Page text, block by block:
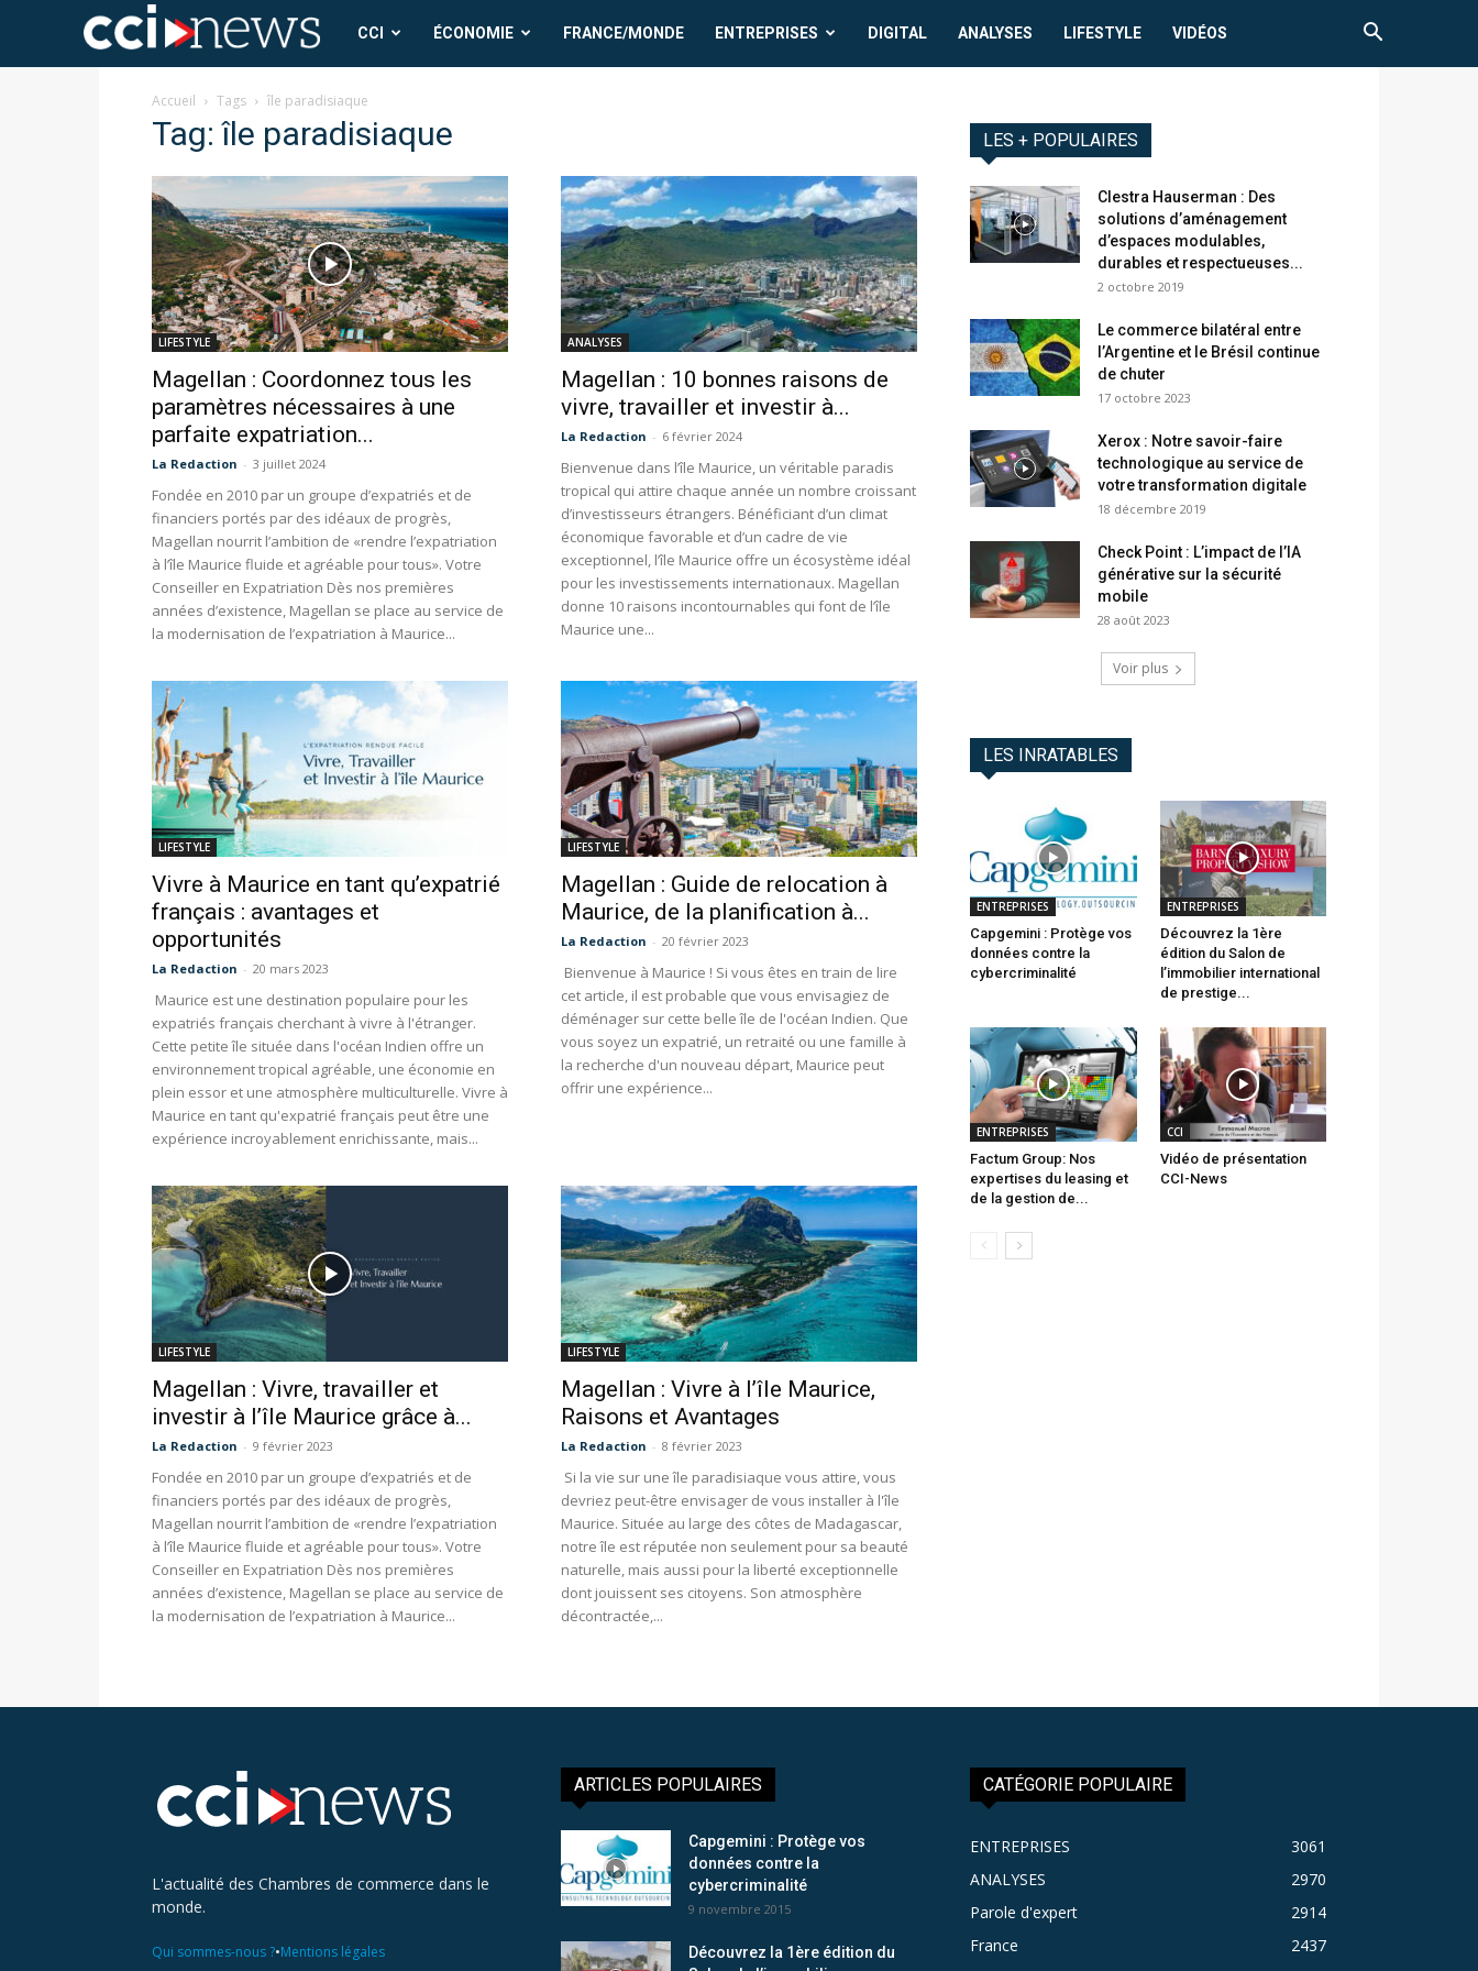
CCI
News
CCI ÉCONOMIE FRANCE/MONDE ENTREPRISES DIGITAL ANALYSES LIFESTYLE VIDÉOS
Accueil Tags île paradisiaque
Tag: île paradisiaque
LIFESTYLE
Magellan : Coordonnez tous les
paramètres nécessaires à une
parfaite expatriation...
La Redaction - 3 juillet 2024
Fondée en 2010 par un groupe d’expatriés et de
financiers portés par des idéaux de progrès,
Magellan nourrit l’ambition de «rendre l’expatriation
à l’île Maurice fluide et agréable pour tous». Votre
Conseiller en Expatriation Dès nos premières
années d’existence, Magellan se place au service de
la modernisation de l’expatriation à Maurice...
ANALYSES
Magellan : 10 bonnes raisons de
vivre, travailler et investir à...
La Redaction - 6 février 2024
Bienvenue dans l’île Maurice, un véritable paradis
tropical qui attire chaque année un nombre croissant
d’investisseurs étrangers. Bénéficiant d’un climat
économique favorable et d’un cadre de vie
exceptionnel, l’île Maurice offre un écosystème idéal
pour les investissements internationaux. Magellan
donne 10 raisons incontournables qui font de l’île
Maurice une...
LIFESTYLE
Vivre à Maurice en tant qu’expatrié
français : avantages et
opportunités
La Redaction - 20 mars 2023
Maurice est une destination populaire pour les
expatriés français cherchant à vivre à l'étranger.
Cette petite île située dans l'océan Indien offre un
environnement tropical agréable, une économie en
plein essor et une atmosphère multiculturelle. Vivre à
Maurice en tant qu'expatrié français peut être une
expérience incroyablement enrichissante, mais...
LIFESTYLE
Magellan : Guide de relocation à
Maurice, de la planification à...
La Redaction - 20 février 2023
Bienvenue à Maurice ! Si vous êtes en train de lire
cet article, il est probable que vous envisagiez de
déménager sur cette belle île de l'océan Indien. Que
vous soyez un expatrié, un retraité ou une famille à
la recherche d'un nouveau départ, Maurice peut
offrir une expérience...
LIFESTYLE
Magellan : Vivre, travailler et
investir à l’île Maurice grâce à...
La Redaction - 9 février 2023
Fondée en 2010 par un groupe d’expatriés et de
financiers portés par des idéaux de progrès,
Magellan nourrit l’ambition de «rendre l’expatriation
à l’île Maurice fluide et agréable pour tous». Votre
Conseiller en Expatriation Dès nos premières
années d’existence, Magellan se place au service de
la modernisation de l’expatriation à Maurice...
LIFESTYLE
Magellan : Vivre à l’île Maurice,
Raisons et Avantages
La Redaction - 8 février 2023
Si la vie sur une île paradisiaque vous attire, vous
devriez peut-être envisager de vous installer à l'île
Maurice. Située au large des côtes de Madagascar,
notre île est réputée non seulement pour sa beauté
naturelle, mais aussi pour la liberté exceptionnelle
dont jouissent ses citoyens. Son atmosphère
décontractée,...
LES + POPULAIRES
Clestra Hauserman : Des
solutions d’aménagement
d’espaces modulables,
durables et respectueuses...
2 octobre 2019
Le commerce bilatéral entre
l’Argentine et le Brésil continue
de chuter
17 octobre 2023
Xerox : Notre savoir-faire
technologique au service de
votre transformation digitale
18 décembre 2019
Check Point : L’impact de l’IA
générative sur la sécurité
mobile
28 août 2023
Voir plus
LES INRATABLES
ENTREPRISES
Capgemini : Protège vos
données contre la
cybercriminalité
ENTREPRISES
Découvrez la 1ère
édition du Salon de
l’immobilier international
de prestige...
ENTREPRISES
Factum Group: Nos
expertises du leasing et
de la gestion de...
CCI
Vidéo de présentation
CCI-News
L'actualité des Chambres de commerce dans le
monde.
Qui sommes-nous ?•Mentions légales
ARTICLES POPULAIRES
Capgemini : Protège vos
données contre la
cybercriminalité
9 novembre 2015
Découvrez la 1ère édition du
CATÉGORIE POPULAIRE
ENTREPRISES
3061
ANALYSES
2970
Parole d'expert
2914
France
2437